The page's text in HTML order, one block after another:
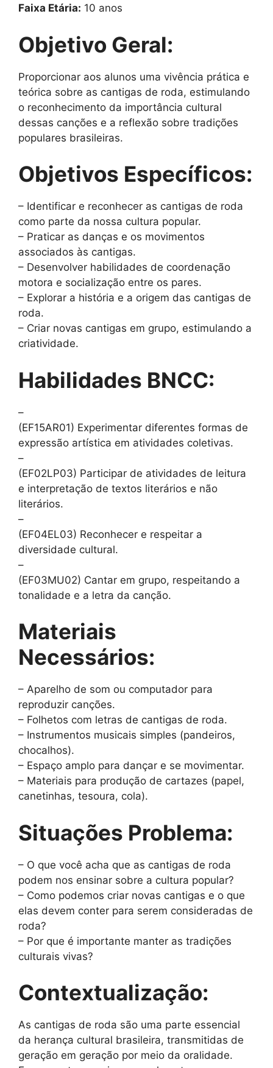
Faixa Etária: 10 anos
Objetivo Geral:
Proporcionar aos alunos uma vivência prática e
teórica sobre as cantigas de roda, estimulando
o reconhecimento da importância cultural
dessas canções e a reflexão sobre tradições
populares brasileiras.
Objetivos Específicos:
– Identificar e reconhecer as cantigas de roda
como parte da nossa cultura popular.
– Praticar as danças e os movimentos
associados às cantigas.
– Desenvolver habilidades de coordenação
motora e socialização entre os pares.
– Explorar a história e a origem das cantigas de
roda.
– Criar novas cantigas em grupo, estimulando a
criatividade.
Habilidades BNCC:
–
(EF15AR01) Experimentar diferentes formas de
expressão artística em atividades coletivas.
–
(EF02LP03) Participar de atividades de leitura
e interpretação de textos literários e não
literários.
–
(EF04EL03) Reconhecer e respeitar a
diversidade cultural.
–
(EF03MU02) Cantar em grupo, respeitando a
tonalidade e a letra da canção.
Materiais
Necessários:
– Aparelho de som ou computador para
reproduzir canções.
– Folhetos com letras de cantigas de roda.
– Instrumentos musicais simples (pandeiros,
chocalhos).
– Espaço amplo para dançar e se movimentar.
– Materiais para produção de cartazes (papel,
canetinhas, tesoura, cola).
Situações Problema:
– O que você acha que as cantigas de roda
podem nos ensinar sobre a cultura popular?
– Como podemos criar novas cantigas e o que
elas devem conter para serem consideradas de
roda?
– Por que é importante manter as tradições
culturais vivas?
Contextualização:
As cantigas de roda são uma parte essencial
da herança cultural brasileira, transmitidas de
geração em geração por meio da oralidade.